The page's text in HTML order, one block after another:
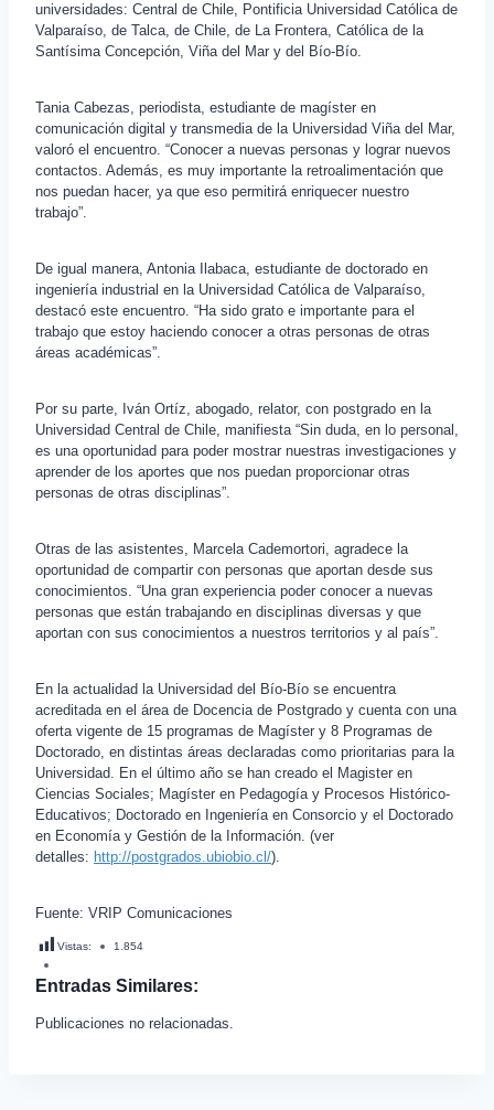
universidades: Central de Chile, Pontificia Universidad Católica de
Valparaíso, de Talca, de Chile, de La Frontera, Católica de la
Santísima Concepción, Viña del Mar y del Bío-Bío.
Tania Cabezas, periodista, estudiante de magíster en
comunicación digital y transmedia de la Universidad Viña del Mar,
valoró el encuentro. “Conocer a nuevas personas y lograr nuevos
contactos. Además, es muy importante la retroalimentación que
nos puedan hacer, ya que eso permitirá enriquecer nuestro
trabajo”.
De igual manera, Antonia Ilabaca, estudiante de doctorado en
ingeniería industrial en la Universidad Católica de Valparaíso,
destacó este encuentro. “Ha sido grato e importante para el
trabajo que estoy haciendo conocer a otras personas de otras
áreas académicas”.
Por su parte, Iván Ortíz, abogado, relator, con postgrado en la
Universidad Central de Chile, manifiesta “Sin duda, en lo personal,
es una oportunidad para poder mostrar nuestras investigaciones y
aprender de los aportes que nos puedan proporcionar otras
personas de otras disciplinas”.
Otras de las asistentes, Marcela Cademortori, agradece la
oportunidad de compartir con personas que aportan desde sus
conocimientos. “Una gran experiencia poder conocer a nuevas
personas que están trabajando en disciplinas diversas y que
aportan con sus conocimientos a nuestros territorios y al país”.
En la actualidad la Universidad del Bío-Bío se encuentra
acreditada en el área de Docencia de Postgrado y cuenta con una
oferta vigente de 15 programas de Magíster y 8 Programas de
Doctorado, en distintas áreas declaradas como prioritarias para la
Universidad. En el último año se han creado el Magister en
Ciencias Sociales; Magíster en Pedagogía y Procesos Histórico-
Educativos; Doctorado en Ingeniería en Consorcio y el Doctorado
en Economía y Gestión de la Información. (ver
detalles: http://postgrados.ubiobio.cl/).
Fuente: VRIP Comunicaciones
Vistas: 1.854
Entradas Similares:
Publicaciones no relacionadas.